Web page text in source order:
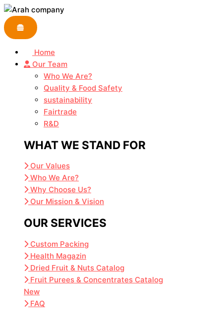
Skip
to
content
Home
Our Team
Who We Are?
Quality & Food Safety
sustainability
Fairtrade
R&D
WHAT WE STAND FOR
Our Values
Who We Are?
Why Choose Us?
Our Mission & Vision
OUR SERVICES
Custom Packing
Health Magazin
Dried Fruit & Nuts Catalog
Fruit Purees & Concentrates Catalog
New
FAQ